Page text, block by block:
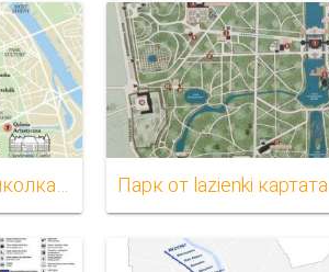
Варшава пешеходна обиколка на картата Парк от lazienki картата